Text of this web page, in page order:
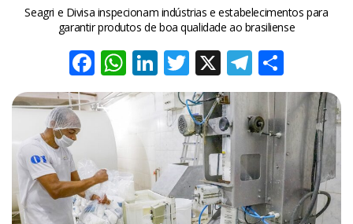
Seagri e Divisa inspecionam indústrias e estabelecimentos para
garantir produtos de boa qualidade ao brasiliense
Facebook
WhatsApp
LinkedIn
Twitter
X